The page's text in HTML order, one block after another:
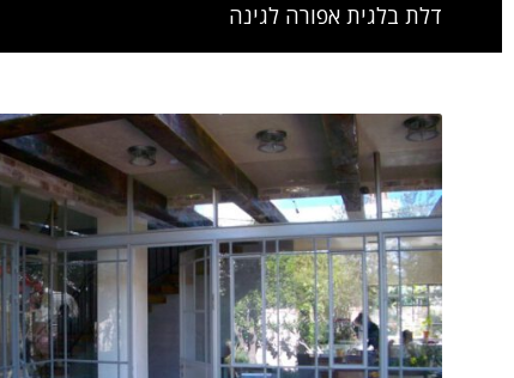
דלת בלגית אפורה לגינה